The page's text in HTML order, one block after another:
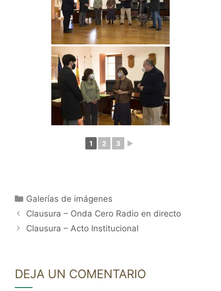
1 2 3 ►
Categorías
Galerías de imágenes
Clausura – Onda Cero Radio en directo
Clausura – Acto Institucional
DEJA UN COMENTARIO